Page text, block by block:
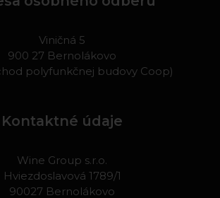
Viničná 5
900 27 Bernolákovo
polyfunkčnej budovy Coop)
Kontaktné údaje
Wine Group s.r.o.
Hviezdoslavová 1789/1
90027 Bernolákovo